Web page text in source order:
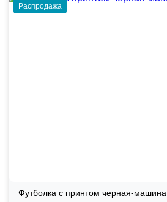
Распродажа
Футболка с принтом черная-машина